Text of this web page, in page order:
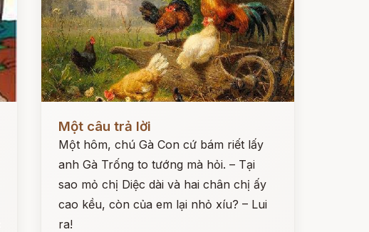
Một câu trả lời
Một hôm, chú Gà Con cứ bám riết lấy
anh Gà Trống to tướng mà hỏi. – Tại
sao mỏ chị Diệc dài và hai chân chị ấy
cao kều, còn của em lại nhỏ xíu? – Lui
ra!